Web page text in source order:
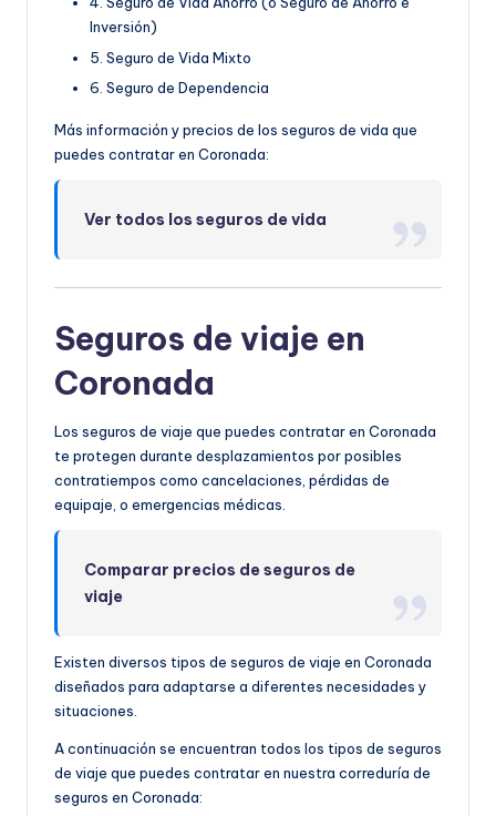
Inversión)
5. Seguro de Vida Mixto
6. Seguro de Dependencia
Más información y precios de los seguros de vida que
puedes contratar en Coronada:
Ver todos los seguros de vida
Seguros de viaje en
Coronada
Los seguros de viaje que puedes contratar en Coronada
te protegen durante desplazamientos por posibles
contratiempos como cancelaciones, pérdidas de
equipaje, o emergencias médicas.
Comparar precios de seguros de
viaje
Existen diversos tipos de seguros de viaje en Coronada
diseñados para adaptarse a diferentes necesidades y
situaciones.
A continuación se encuentran todos los tipos de seguros
de viaje que puedes contratar en nuestra correduría de
seguros en Coronada: